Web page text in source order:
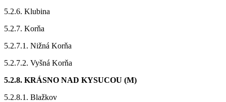
5.2.6. Klubina
5.2.7. Korňa
5.2.7.1. Nižná Korňa
5.2.7.2. Vyšná Korňa
5.2.8. KRÁSNO NAD KYSUCOU (M)
5.2.8.1. Blažkov